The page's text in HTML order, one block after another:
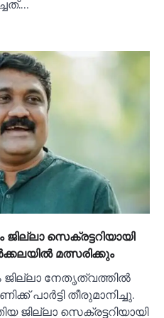
സെക്രട്ടറിയായി
മത്സരിക്കും
ജില്ലാ നേതൃത്വത്തില്‍
പാർട്ടി തീരുമാനിച്ചു.
ജില്ലാ സെക്രട്ടറിയായി